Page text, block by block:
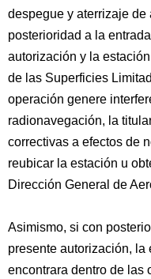
despegue y aterrizaje
posterioridad a la
autorización y la
de las Superficies
operación genere
radionavegación, la
correctivas a efectos de
reubicar la estación u
Dirección General de
Asimismo, si con
presente autorización,
encontrara dentro de las